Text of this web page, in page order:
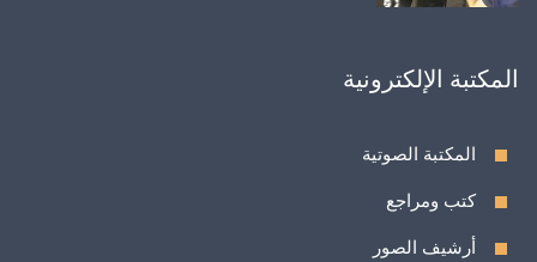
المكتبة الإلكترونية
المكتبة الصوتية
كتب ومراجع
أرشيف الصور